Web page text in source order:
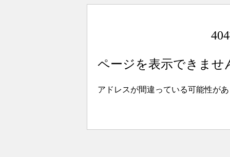
ページを表示できませ
アドレスが間違っている可能性が